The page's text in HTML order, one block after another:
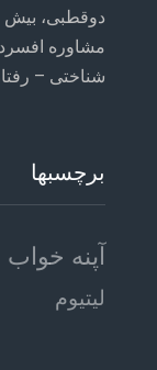
دوقطبی، بیش
مشاوره
شناختی –
برچسبها
آپنه خواب
لیتیوم